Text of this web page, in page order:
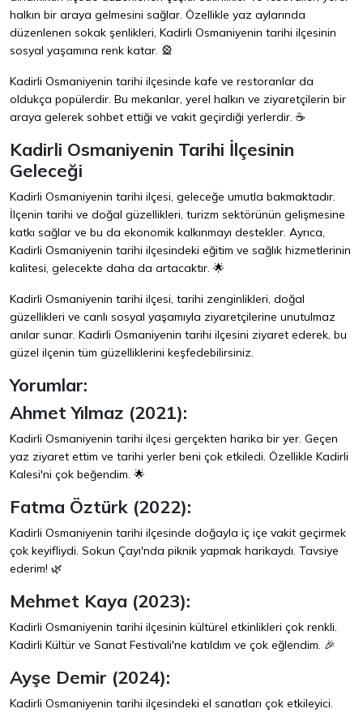
halkın bir araya gelmesini sağlar. Özellikle yaz aylarında
düzenlenen sokak şenlikleri, Kadirli Osmaniyenin tarihi ilçesinin
sosyal yaşamına renk katar. 🎡
Kadirli Osmaniyenin tarihi ilçesinde kafe ve restoranlar da
oldukça popülerdir. Bu mekanlar, yerel halkın ve ziyaretçilerin bir
araya gelerek sohbet ettiği ve vakit geçirdiği yerlerdir. ☕
Kadirli Osmaniyenin Tarihi İlçesinin
Geleceği
Kadirli Osmaniyenin tarihi ilçesi, geleceğe umutla bakmaktadır.
İlçenin tarihi ve doğal güzellikleri, turizm sektörünün gelişmesine
katkı sağlar ve bu da ekonomik kalkınmayı destekler. Ayrıca,
Kadirli Osmaniyenin tarihi ilçesindeki eğitim ve sağlık hizmetlerinin
kalitesi, gelecekte daha da artacaktır. 🌟
Kadirli Osmaniyenin tarihi ilçesi, tarihi zenginlikleri, doğal
güzellikleri ve canlı sosyal yaşamıyla ziyaretçilerine unutulmaz
anılar sunar. Kadirli Osmaniyenin tarihi ilçesini ziyaret ederek, bu
güzel ilçenin tüm güzelliklerini keşfedebilirsiniz.
Yorumlar:
Ahmet Yılmaz (2021):
Kadirli Osmaniyenin tarihi ilçesi gerçekten harika bir yer. Geçen
yaz ziyaret ettim ve tarihi yerler beni çok etkiledi. Özellikle Kadirli
Kalesi'ni çok beğendim. 🌟
Fatma Öztürk (2022):
Kadirli Osmaniyenin tarihi ilçesinde doğayla iç içe vakit geçirmek
çok keyifliydi. Sokun Çayı'nda piknik yapmak harikaydı. Tavsiye
ederim! 🌿
Mehmet Kaya (2023):
Kadirli Osmaniyenin tarihi ilçesinin kültürel etkinlikleri çok renkli.
Kadirli Kültür ve Sanat Festivali'ne katıldım ve çok eğlendim. 🎉
Ayşe Demir (2024):
Kadirli Osmaniyenin tarihi ilçesindeki el sanatları çok etkileyici.